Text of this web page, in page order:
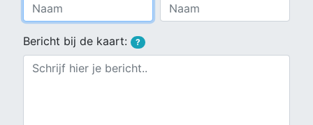
Bericht bij de kaart: ?